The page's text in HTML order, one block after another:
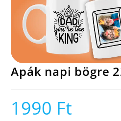
Apák napi bögre
1990 Ft